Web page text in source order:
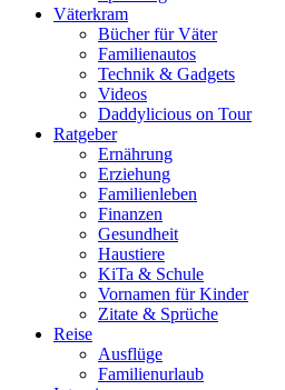
Väterkram
Bücher für Väter
Familienautos
Technik & Gadgets
Videos
Daddylicious on Tour
Ratgeber
Ernährung
Erziehung
Familienleben
Finanzen
Gesundheit
Haustiere
KiTa & Schule
Vornamen für Kinder
Zitate & Sprüche
Reise
Ausflüge
Familienurlaub